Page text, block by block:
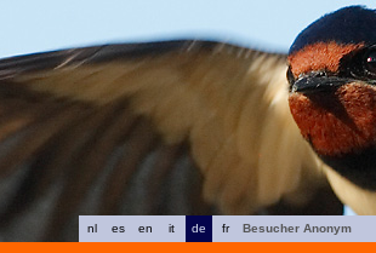
fr
de
it
en
es
nl
Besucher Anonym